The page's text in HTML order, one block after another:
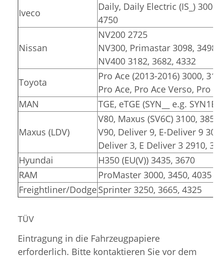
Iveco
Daily, Daily Electric (IS_)
4750
Nissan
NV200 2725
NV300, Primastar 3098, 3498
NV400 3182, 3682, 4332
Toyota
Pro Ace (2013-2016) 3000,
Pro Ace, Pro Ace Verso, Pro
MAN
TGE, eTGE (SYN__ e.g.
Maxus (LDV)
V80, Maxus (SV6C) 3100, 3850
V90, Deliver 9, E-Deliver 9
Deliver 3, E Deliver 3 2910,
Hyundai
H350 (EU(V)) 3435, 3670
RAM
ProMaster 3000, 3450, 4035
Freightliner/DodgeSprinter 3250, 3665, 4325
TÜV
Eintragung in die Fahrzeugpapiere
erforderlich. Bitte kontaktieren Sie vor dem